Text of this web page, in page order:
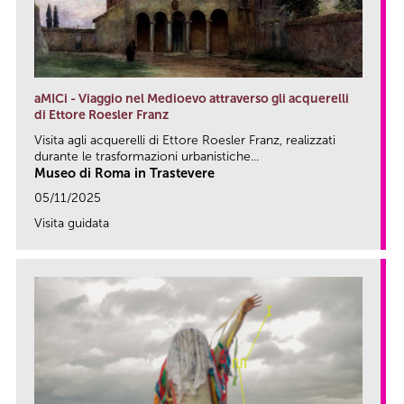
aMICi - Viaggio nel Medioevo attraverso gli acquerelli
di Ettore Roesler Franz
Visita agli acquerelli di Ettore Roesler Franz, realizzati
durante le trasformazioni urbanistiche...
Museo di Roma in Trastevere
05/11/2025
Visita guidata